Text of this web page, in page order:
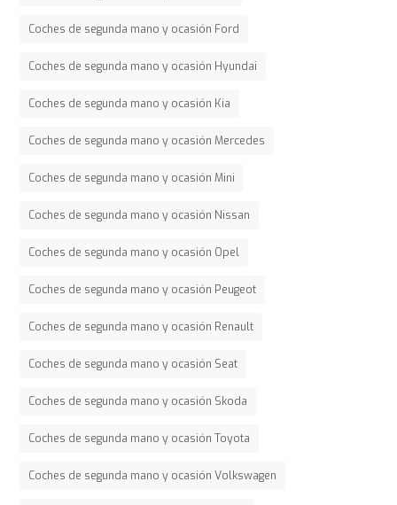
Coches de segunda mano y ocasión Ford
Coches de segunda mano y ocasión Hyundai
Coches de segunda mano y ocasión Kia
Coches de segunda mano y ocasión Mercedes
Coches de segunda mano y ocasión Mini
Coches de segunda mano y ocasión Nissan
Coches de segunda mano y ocasión Opel
Coches de segunda mano y ocasión Peugeot
Coches de segunda mano y ocasión Renault
Coches de segunda mano y ocasión Seat
Coches de segunda mano y ocasión Skoda
Coches de segunda mano y ocasión Toyota
Coches de segunda mano y ocasión Volkswagen